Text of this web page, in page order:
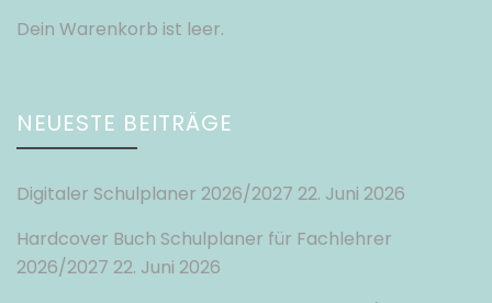
Dein Warenkorb ist leer.
NEUESTE BEITRÄGE
Digitaler Schulplaner 2026/2027 22. Juni 2026
Hardcover Buch Schulplaner für Fachlehrer
2026/2027 22. Juni 2026